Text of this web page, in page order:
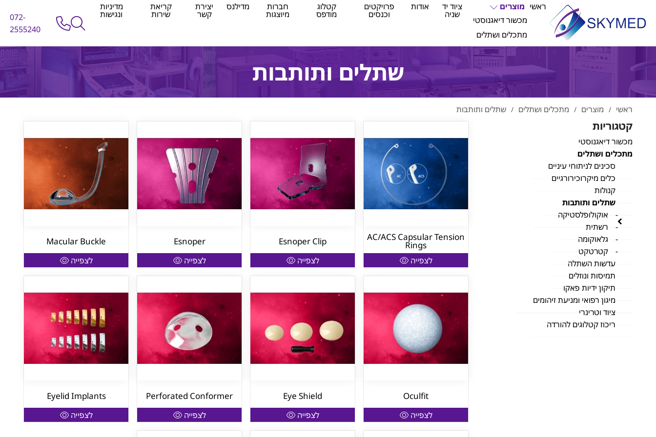
ראשי מוצרים
מכשור דיאגנוסטי
מתכלים ושתלים
ציוד יד
שניה
אודות פרויקטים
וכנסים
קטלוג
מודפס
חברות
מיוצגות
מדילנס יצירת
קשר
קריאת
שירות
מדיניות
ונגישות
072-
2555240
שתלים ותותבות
ראשי / מוצרים / מתכלים ושתלים / שתלים ותותבות
קטגוריות
מכשור דיאגנוסטי
מתכלים ושתלים
סכינים לניתוחי עיניים
כלים מיקרוכירורגיים
קנולות
שתלים ותותבות
אוקולופלסטיקה
רשתית
גלאוקומה
קטרטקט
עדשות השתלה
תמיסות ונוזלים
תיקון ידיות פאקו
מיגון רפואי ומניעת זיהומים
ציוד וטרינרי
ריכוז קטלוגים להורדה
AC/ACS Capsular Tension
Rings
לצפייה
Esnoper Clip
לצפייה
Esnoper
לצפייה
Macular Buckle
לצפייה
Oculfit
לצפייה
Eye Shield
לצפייה
Perforated Conformer
לצפייה
Eyelid Implants
לצפייה